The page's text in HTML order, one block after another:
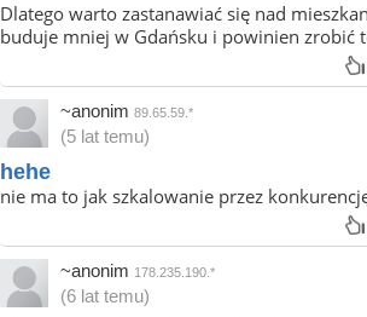
Dlatego warto zastanawiać się nad
buduje mniej w Gdańsku i powinien zrobić
~anonim 89.65.59.*
(5 lat temu)
hehe
nie ma to jak szkalowanie przez
~anonim 178.235.190.*
(6 lat temu)